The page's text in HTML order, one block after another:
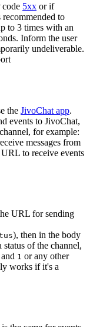
5xx or if
to
to 3 times with an
Inform the user
undeliverable.
the JivoChat app.
events to JivoChat,
for example:
messages from
to receive events
URL for sending
), then in the body
of the channel,
1 or any other
works if it's a